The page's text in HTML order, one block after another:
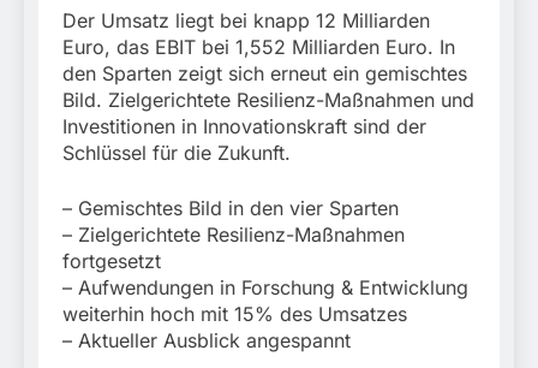
Fahrzeug
München: Schneller
festgenommen als die
Reise nach Ungarn
beendet / Bundespolizei
nimmt einen gesuchten
Ungarn mit
Auslieferungshaftbefehl
6. August 2026
Bundespolizeidirektion
München: Ausgesetzte
Katze am Bahnhof
Bamberg aufgefunden –
Tierheim übernimmt
6. August 2026
HZA-R: Zoll deckt auf:
Euro Sozialleistungen
Ermittlungen der
Schwarzarbeit führen zu
rechtskräftiger
Verurteilung wegen
Betrugs
6. August 2026
Bundespolizeidirektion
kriminellen Vereinigung
geht ins Netz –
Bundespolizei vollstreckt
6. August 2026
Der Umsatz liegt bei knapp 12 Milliarden
Euro, das EBIT bei 1,552 Milliarden Euro. In
den Sparten zeigt sich erneut ein gemischtes
Bild. Zielgerichtete Resilienz-Maßnahmen und
Investitionen in Innovationskraft sind der
Schlüssel für die Zukunft.
– Gemischtes Bild in den vier Sparten
– Zielgerichtete Resilienz-Maßnahmen
fortgesetzt
– Aufwendungen in Forschung & Entwicklung
weiterhin hoch mit 15% des Umsatzes
– Aktueller Ausblick angespannt